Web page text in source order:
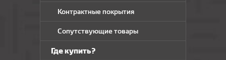
Контрактные покрытия
Сопутствующие товары
Где купить?